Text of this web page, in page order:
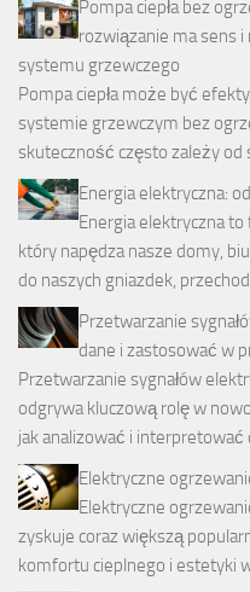
Pompa ciepła bez
rozwiązanie ma sens
systemu grzewczego
Pompa ciepła może być
systemie grzewczym bez
skuteczność często zależy od
Energia elektryczna:
Energia elektryczna
który napędza nasze domy,
do naszych gniazdek,
Przetwarzanie
dane i zastosować w
Przetwarzanie sygnałów
odgrywa kluczową rolę w
jak analizować i
Elektryczne
Elektryczne
zyskuje coraz większą
komfortu cieplnego i estetyki